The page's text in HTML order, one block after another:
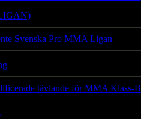
Svenska Pro MMA Ligan
tävlande för MMA Klass-B